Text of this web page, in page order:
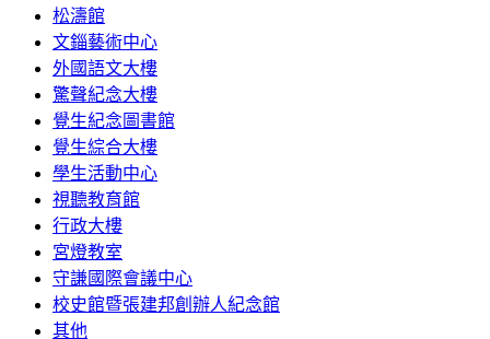
松濤館
文錙藝術中心
外國語文大樓
驚聲紀念大樓
覺生紀念圖書館
覺生綜合大樓
學生活動中心
視聽教育館
行政大樓
宮燈教室
守謙國際會議中心
校史館暨張建邦創辦人紀念館
其他